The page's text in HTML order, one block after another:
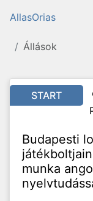
AllasOrias
Állások
START
Budapesti
munka